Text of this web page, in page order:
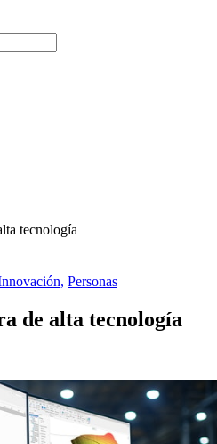
tecnología
Personas
de alta tecnología